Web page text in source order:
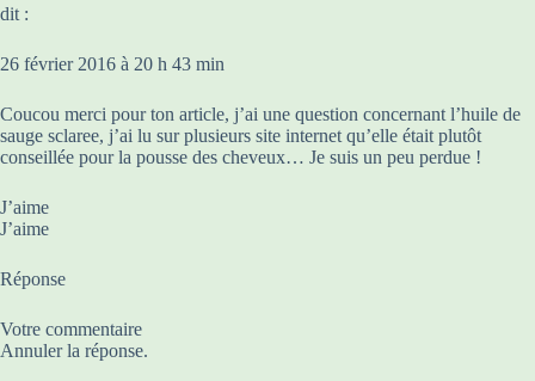
dit :
26 février 2016 à 20 h 43 min
Coucou merci pour ton article, j’ai une question concernant l’huile de
sauge sclaree, j’ai lu sur plusieurs site internet qu’elle était plutôt
conseillée pour la pousse des cheveux… Je suis un peu perdue !
J’aime
J’aime
Réponse
Votre commentaire
Annuler la réponse.